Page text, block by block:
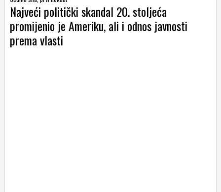
Najveći politički skandal 20. stoljeća
promijenio je Ameriku, ali i odnos javnosti
prema vlasti